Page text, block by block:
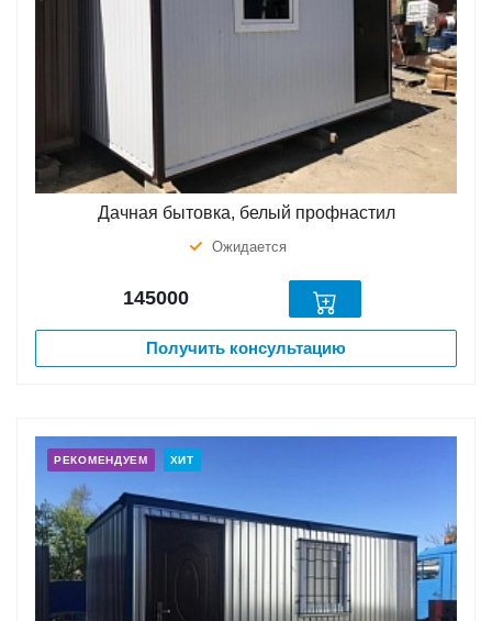
Дачная бытовка, белый профнастил
Ожидается
145000
Получить консультацию
РЕКОМЕНДУЕМ ХИТ